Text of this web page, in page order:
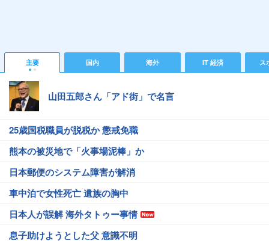
主要 国内 海外 IT 経済 ス
山田五郎さん「アド街」で名言
25歳国税職員が脱税か 懲戒免職
熊本の被災地で「火事場泥棒」か
日本郵便のシステム障害が解消
車中泊で女性死亡 遺族の胸中
日本人が誤解 海外タトゥー事情
息子助けようとした父 意識不明